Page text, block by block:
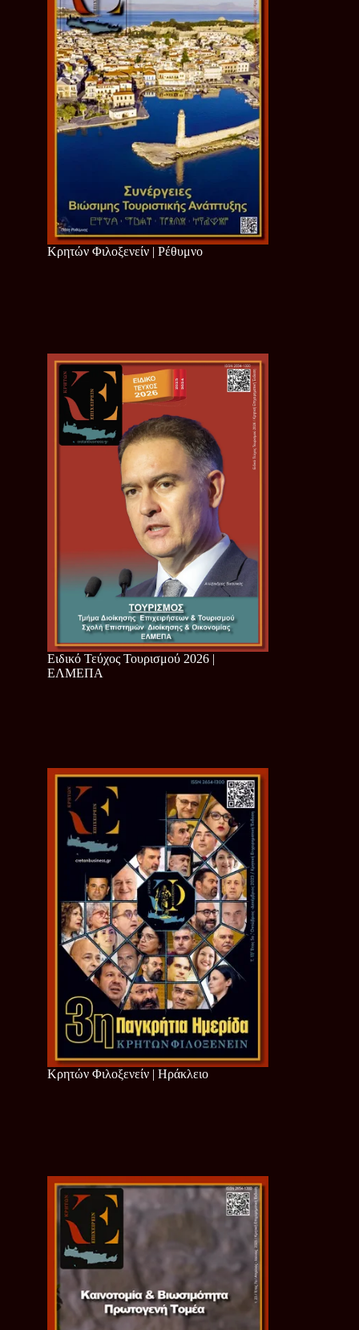
Κρητών Φιλοξενείν | Ρέθυμνο
Ειδικό Τεύχος Τουρισμού 2026 |
ΕΛΜΕΠΑ
Κρητών Φιλοξενείν | Ηράκλειο